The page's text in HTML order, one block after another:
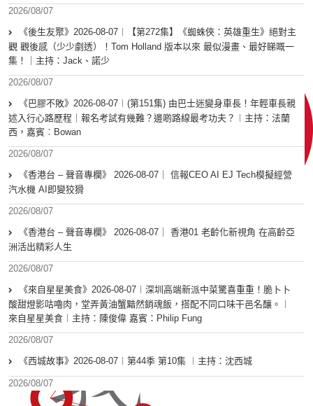
2026/08/07
《後生友聚》2026-08-07︱【第272集】《蜘蛛俠：英雄重生》絕對主
觀 觀後感（少少劇透）！Tom Holland 版本以來 最似漫畫、最好睇嘅一
集！｜主持：Jack、諾少
2026/08/07
《巴膠不敗》2026-08-07︱(第151集) 由巴士迷變身車長！年輕車長親
述入行心路歷程｜報名考試有幾難？邊啲路線最考功夫？︱主持：法蘭
西，嘉賓︰Bowan
2026/08/07
《香港台 – 聲音專欄》 2026-08-07｜ 信報CEO AI EJ Tech模擬經營
汽水機 AI即變狡猾
2026/08/07
《香港台 – 聲音專欄》 2026-08-07｜ 香港01 老齡化新視角 在高齡亞
洲活出精彩人生
2026/08/07
《來自星星美食》2026-08-07︱深圳高端新派中菜驚喜重重！脆卜卜
酸甜燈影咕嚕肉，堂弄黃油蟹黯然銷魂飯，搭配不同口味干邑名釀。︱
來自星星美食︱主持：陳俊偉 嘉賓：Philip Fung
2026/08/07
《西城故事》2026-08-07︱第44季 第10集 ︱主持：沈西城
2026/08/07